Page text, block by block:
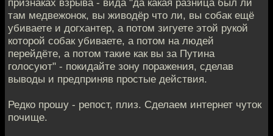
признаках взрыва - вида "да какая разница был ли
там медвежонок, вы живодёр что ли, вы собак ещё
убиваете и догхантер, а потом зигуете этой рукой
которой собак убиваете, а потом на людей
перейдёте, а потом такие как вы за Путина
голосуют" - покидайте зону поражения, сделав
выводы и предприняв простые действия.
Редко прошу - репост, плиз. Сделаем интернет чуток
почище.